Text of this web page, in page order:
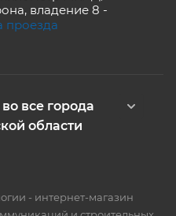
владение 8 -
проезда
все города
области
- интернет-магазин